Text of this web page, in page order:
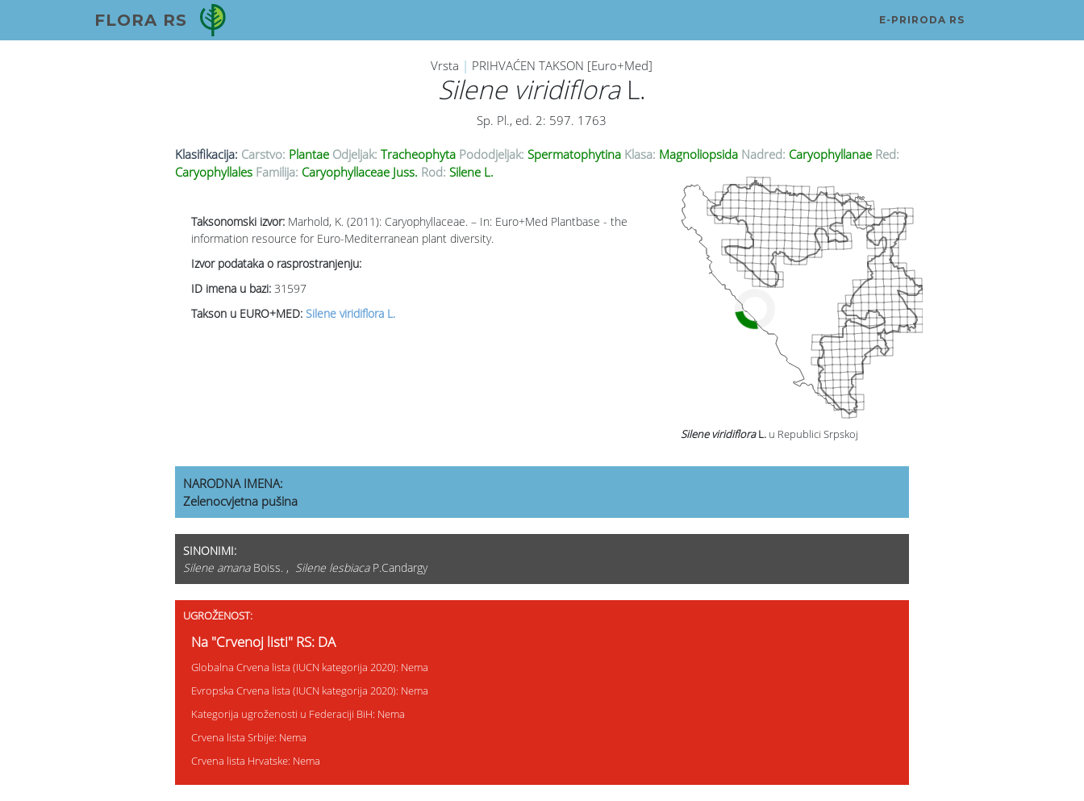
FLORA RS E-PRIRODA RS
Vrsta | PRIHVAĆEN TAKSON [Euro+Med]
Silene viridifloraL.
Sp. Pl., ed. 2: 597. 1763
Klasifikacija: Carstvo: Plantae Odjeljak: Tracheophyta Pododjeljak: Spermatophytina Klasa: Magnoliopsida Nadred: Caryophyllanae Red:
Caryophyllales Familija: Caryophyllaceae Juss. Rod: Silene L.
Taksonomski izvor: Marhold, K. (2011): Caryophyllaceae. – In: Euro+Med Plantbase - the
information resource for Euro-Mediterranean plant diversity.
Izvor podataka o rasprostranjenju:
ID imena u bazi: 31597
Takson u EURO+MED: Silene viridiflora L.
Silene viridifloraL. u Republici Srpskoj
NARODNA IMENA:
Zelenocvjetna pušina
SINONIMI:
Silene amanaBoiss. , Silene lesbiacaP.Candargy
UGROŽENOST:
Na "Crvenoj listi" RS: DA
Globalna Crvena lista (IUCN kategorija 2020): Nema
Evropska Crvena lista (IUCN kategorija 2020): Nema
Kategorija ugroženosti u Federaciji BiH: Nema
Crvena lista Srbije: Nema
Crvena lista Hrvatske: Nema